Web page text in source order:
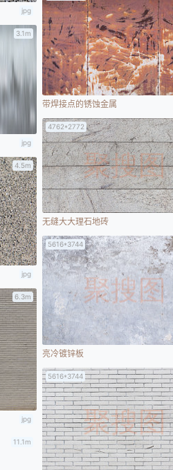
jpg
带焊接点的锈蚀金属
3.1m
jpg
无缝大大理石地砖
4762*2772
4.5m
jpg
亮冷镀锌板
5616*3744
6.3m
jpg
5616*3744
11.1m